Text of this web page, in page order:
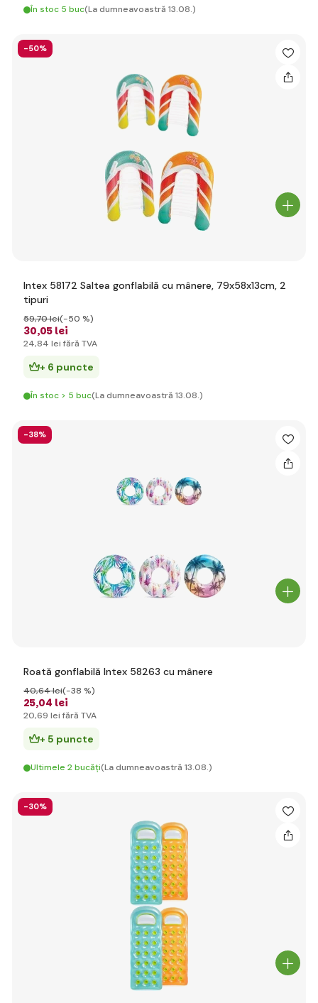
În stoc 5 buc(La dumneavoastră 13.08.)
-50%
Intex 58172 Saltea gonflabilă cu mânere, 79x58x13cm, 2
tipuri
30,05 lei
59,70 lei(-50 %)
24,84 lei fără TVA
+ 6 puncte
În stoc > 5 buc(La dumneavoastră 13.08.)
-38%
Roată gonflabilă Intex 58263 cu mânere
25,04 lei
40,64 lei(-38 %)
20,69 lei fără TVA
+ 5 puncte
Ultimele 2 bucăți(La dumneavoastră 13.08.)
-30%